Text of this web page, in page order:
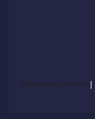
Subscribe to Posts |